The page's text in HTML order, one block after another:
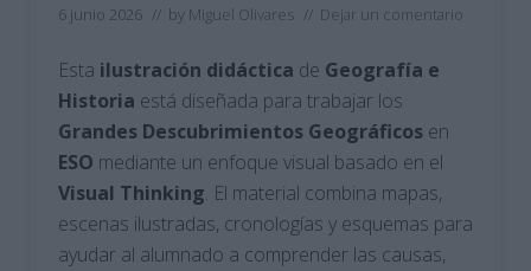
6 junio 2026 // by Miguel Olivares // Dejar un comentario
Esta ilustración didáctica de Geografía e
Historia está diseñada para trabajar los
Grandes Descubrimientos Geográficos en
ESO mediante un enfoque visual basado en el
Visual Thinking. El material combina mapas,
escenas ilustradas, cronologías y esquemas para
ayudar al alumnado a comprender las causas,